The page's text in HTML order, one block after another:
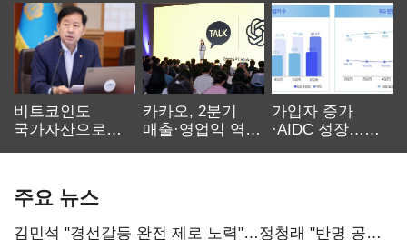
비트코인도
국가자산으로…'
카카오, 2분기
매출·영업익 역대
가입자 증가
·AIDC 성장…
주요 뉴스
김민석 "경선갈등 완전 제로 노력"…정청래 "반명 공세